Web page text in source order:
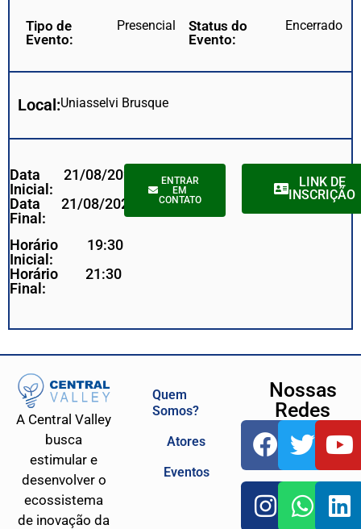
Tipo de
Evento:
Presencial
Status do
Evento:
Encerrado
Local:Uniasselvi Brusque
Data
Inicial:
21/08/2025
Data
Final:
21/08/2025
Horário
Inicial:
19:30
Horário
Final:
21:30
ENTRAR
EM
CONTATO
LINK DE
INSCRIÇÃO
A Central Valley
busca
estimular e
desenvolver o
ecossistema
de inovação da
Quem
Somos?
Atores
Eventos
Nossas
Redes